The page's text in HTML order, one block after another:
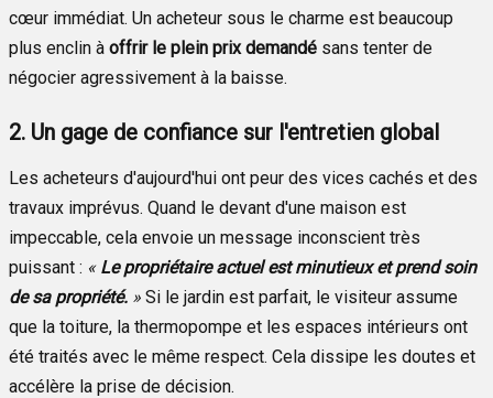
cœur immédiat. Un acheteur sous le charme est beaucoup
plus enclin à offrir le plein prix demandé sans tenter de
négocier agressivement à la baisse.
2. Un gage de confiance sur l'entretien global
Les acheteurs d'aujourd'hui ont peur des vices cachés et des
travaux imprévus. Quand le devant d'une maison est
impeccable, cela envoie un message inconscient très
puissant : « Le propriétaire actuel est minutieux et prend soin
de sa propriété. » Si le jardin est parfait, le visiteur assume
que la toiture, la thermopompe et les espaces intérieurs ont
été traités avec le même respect. Cela dissipe les doutes et
accélère la prise de décision.